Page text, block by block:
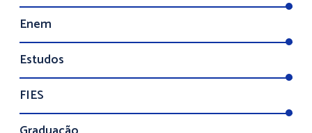
Enem
Estudos
FIES